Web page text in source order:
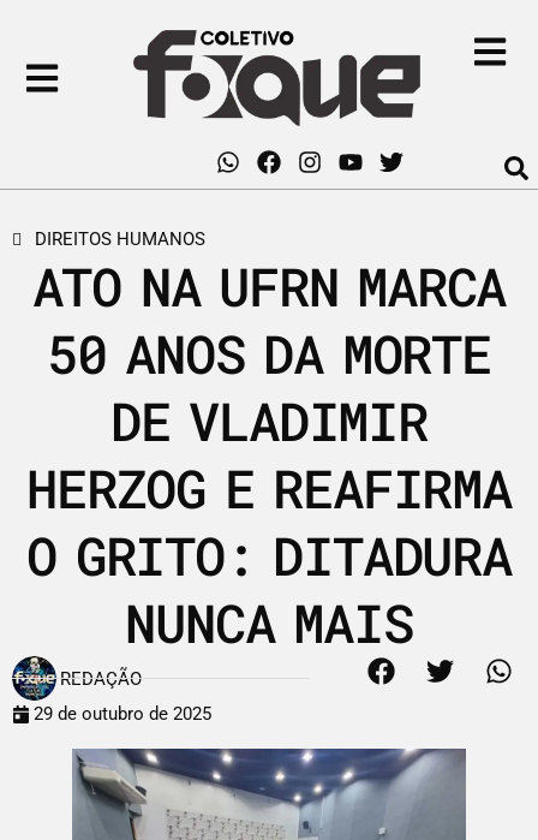
DIREITOS HUMANOS
ATO NA UFRN MARCA
50 ANOS DA MORTE
DE VLADIMIR
HERZOG E REAFIRMA
O GRITO: DITADURA
NUNCA MAIS
REDAÇÃO
29 de outubro de 2025